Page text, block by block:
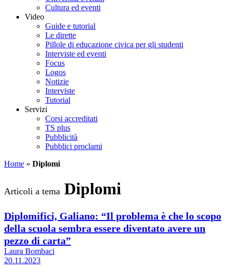
Cultura ed eventi
Video
Guide e tutorial
Le dirette
Pillole di educazione civica per gli studenti
Interviste ed eventi
Focus
Logos
Notizie
Interviste
Tutorial
Servizi
Corsi accreditati
TS plus
Pubblicità
Pubblici proclami
Home » Diplomi
Articoli a tema Diplomi
Diplomifici, Galiano: “Il problema è che lo scopo
della scuola sembra essere diventato avere un
pezzo di carta”
Laura Bombaci
20.11.2023